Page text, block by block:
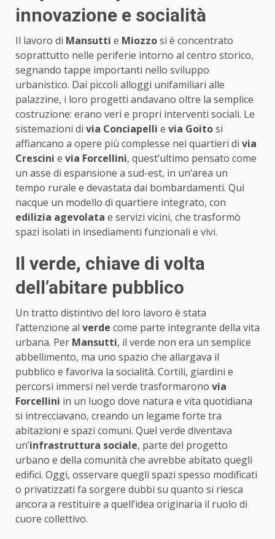
innovazione e socialità
Il lavoro di Mansutti e Miozzosi è concentrato
soprattutto nelle periferie intorno al centro storico,
segnando tappe importanti nello sviluppo
urbanistico. Dai piccoli alloggi unifamiliari alle
palazzine, i loro progetti andavano oltre la semplice
costruzione: erano veri e propri interventi sociali. Le
sistemazioni di via Conciapelli e via Goitosi
affiancano a opere più complesse nei quartieri di via
Crescini e via Forcellini, quest’ultimo pensato come
un asse di espansione a sud-est, in un’area un
tempo rurale e devastata dai bombardamenti. Qui
nacque un modello di quartiere integrato, con
edilizia agevolata e servizi vicini, che trasformò
spazi isolati in insediamenti funzionali e vivi.
Il verde, chiave di volta
dell’abitare pubblico
Un tratto distintivo del loro lavoro è stata
l’attenzione al verde come parte integrante della vita
urbana. Per Mansutti, il verde non era un semplice
abbellimento, ma uno spazio che allargava il
pubblico e favoriva la socialità. Cortili, giardini e
percorsi immersi nel verde trasformarono via
Forcellini in un luogo dove natura e vita quotidiana
si intrecciavano, creando un legame forte tra
abitazioni e spazi comuni. Quel verde diventava
un’infrastruttura sociale, parte del progetto
urbano e della comunità che avrebbe abitato quegli
edifici. Oggi, osservare quegli spazi spesso modificati
o privatizzati fa sorgere dubbi su quanto si riesca
ancora a restituire a quell’idea originaria il ruolo di
cuore collettivo.